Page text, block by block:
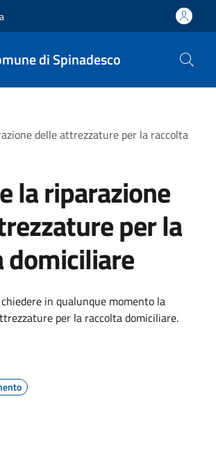
di Spinadesco
pane
delle attrezzature per la raccolta
la riparazione
per la
domiciliare
in qualunque momento la
per la raccolta domiciliare.